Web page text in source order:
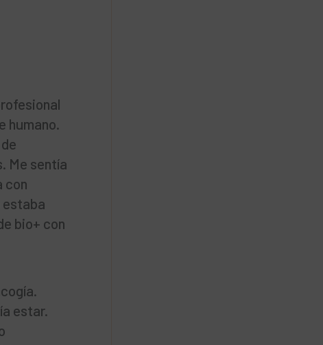
humano.
Me sentía
con
estaba
bio+ con
estar.